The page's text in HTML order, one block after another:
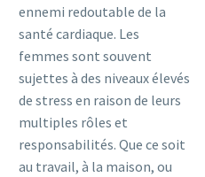
ennemi redoutable de la
santé cardiaque. Les
femmes sont souvent
sujettes à des niveaux élevés
de stress en raison de leurs
multiples rôles et
responsabilités. Que ce soit
au travail, à la maison, ou